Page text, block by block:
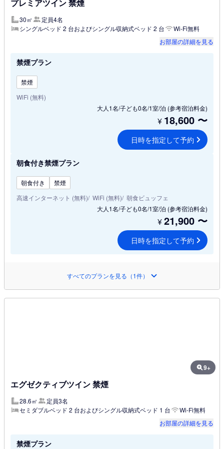
プレミアツイン 禁煙
30㎡
定員4名
シングルベッド 2 台およびシングル収納式ベッド 2 台
Wi-Fi無料
お部屋の詳細を見る
禁煙プラン
禁煙
WiFi (無料)
大人1名/子ども0名/1室/泊 (参考宿泊料金)
¥ 18,600 〜
日時を指定して予約
朝食付き禁煙プラン
朝食付き
禁煙
高速インターネット (無料) WiFi (無料) 朝食ビュッフェ
大人1名/子ども0名/1室/泊 (参考宿泊料金)
¥21,900 〜
日時を指定して予約
すべてのプランを見る（1件）
9+
エグゼクティブツイン 禁煙
28.6㎡
定員3名
セミダブルベッド 2 台およびシングル収納式ベッド 1 台
Wi-Fi無料
お部屋の詳細を見る
禁煙プラン